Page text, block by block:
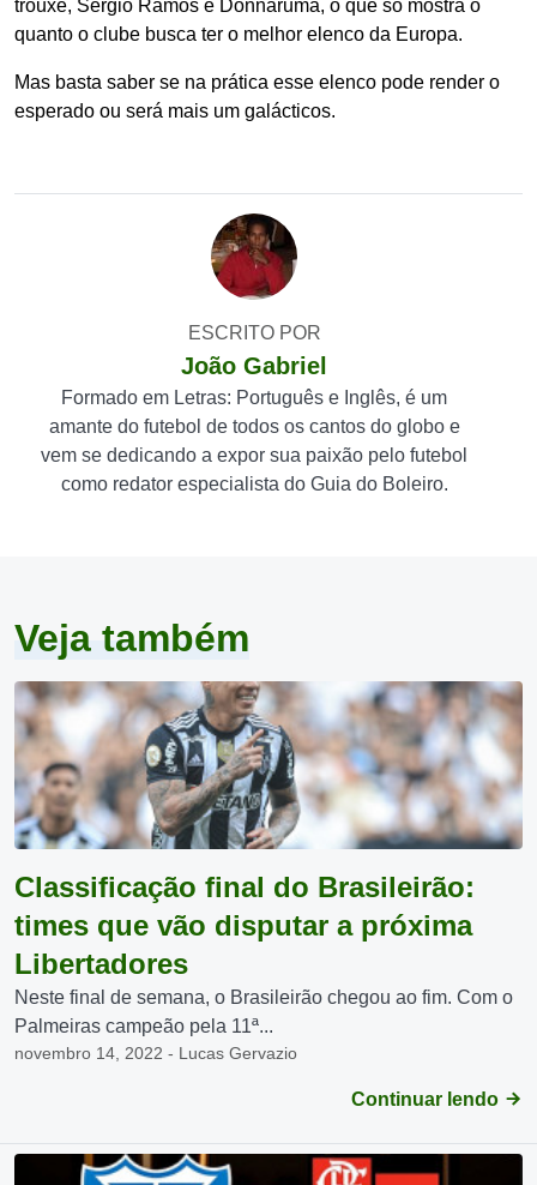
trouxe, Sergio Ramos e Donnaruma, o que só mostra o
quanto o clube busca ter o melhor elenco da Europa.
Mas basta saber se na prática esse elenco pode render o
esperado ou será mais um galácticos.
ESCRITO POR
João Gabriel
Formado em Letras: Português e Inglês, é um
amante do futebol de todos os cantos do globo e
vem se dedicando a expor sua paixão pelo futebol
como redator especialista do Guia do Boleiro.
Veja também
Classificação final do Brasileirão:
times que vão disputar a próxima
Libertadores
Neste final de semana, o Brasileirão chegou ao fim. Com o
Palmeiras campeão pela 11ª...
novembro 14, 2022 - Lucas Gervazio
Continuar lendo